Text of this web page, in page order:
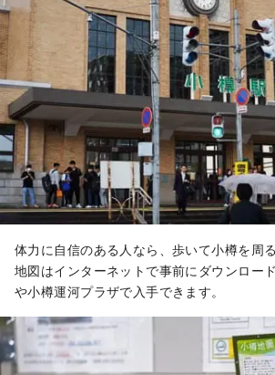
体力に自信のある人なら、歩いて小樽を周
地図はインターネットで事前にダウンロー
や小樽運河プラザで入手できます。